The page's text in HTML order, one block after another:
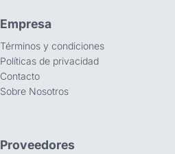
Empresa
Términos y condiciones
Políticas de privacidad
Contacto
Sobre Nosotros
Proveedores